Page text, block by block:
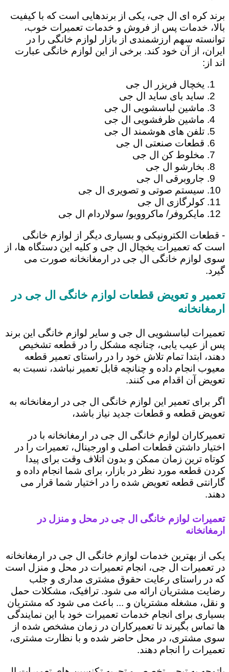
برند کره ای ال جی، یکی از برندهایی است که با کیفیت
بالا، خدمات پس از فروش و خدمات تعمیرات خوب،
توانسته سهم ارزشمندی از بازار لوازم خانگی را در
ایران، از آن خود کند. برخی از این لوازم خانگی عبارت
اند از:
یخچال فریزر ال جی
ساید بای ساید ال جی
ماشین لباسشویی ال جی
ماشین ظرفشویی ال جی
تلفن های هوشمند ال جی
قطعات صنعتی ال جی
مخلوط کن ال جی
بخارشو ال جی
جاروبرقی ال جی
سیستم صوتی و تصویری ال جی
کولرگازی ال جی
مایکروفر/ ماکروویو/ سولاردام ال جی
- قطعات الکترونیکی و بسیاری دیگر از لوازم خانگی
است که تعمیرات یخچال ال جی و کلیه این دستگاه ها، از
سوی لوازم خانگی ال جی در ارمغانخانه صورت می
گیرد.
تعمیر و تعویض قطعات لوازم خانگی ال جی در
ارمغانخانه
تعمیرات لباسشویی ال جی و سایر لوازم خانگی این برند
پس از عیب یابی، چنانچه مشکل را در قطعه تشخیص
دهند، ابتدا تمام تلاش خود را در راستای تعمیر قطعه
معیوب انجام داده و چنانچه قابل تعمیر نباشد، نسبت به
تعویض آن اقدام می کنند.
اگر برای تعمیر این لوازم خانگی ال جی در ارمغانخانه به
تعویض قطعه و قطعات جدید نیاز باشد،
تعمیرکاران لوازم خانگی ال جی در ارمغانخانه با در
اختیار داشتن قطعات اصلی و اورجینال، تعمیرات را در
کوتاه ترین زمان ممکن و بدون اتلاف وقت برای پیدا
کردن قطعه مورد نظر در بازار، برای شما انجام داده و
گارانتی قطعه تعویض شده را در اختیار شما قرار می
دهند.
تعمیرات لوازم خانگی ال جی در محل و منزل در
ارمغانخانه
یکی از بهترین خدمات لوازم خانگی ال جی در ارمغانخانه
در تعمیرات ال جی، انجام تعمیرات در محل و منزل است
که در راستای رعایت حقوق مشتری مداری و جلب
رضایت مشتریان ارائه می شود. ترافیک، مشکلات حمل
و نقل، مشغله مشتریان و ... باعث می شود که مشتریان
بسیاری برای انجام خدمات تعمیرات خود با این نمایندگی
ها تماس بگیرند تا تعمیرکاران در زمان مشخص شده از
سوی مشتری، در محل حاضر شده و با نظارت مشتری،
تعمیرات را انجام دهند.